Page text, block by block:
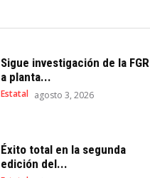
Sigue investigación de la FGR
a planta...
Estatal agosto 3, 2026
Éxito total en la segunda
edición del...